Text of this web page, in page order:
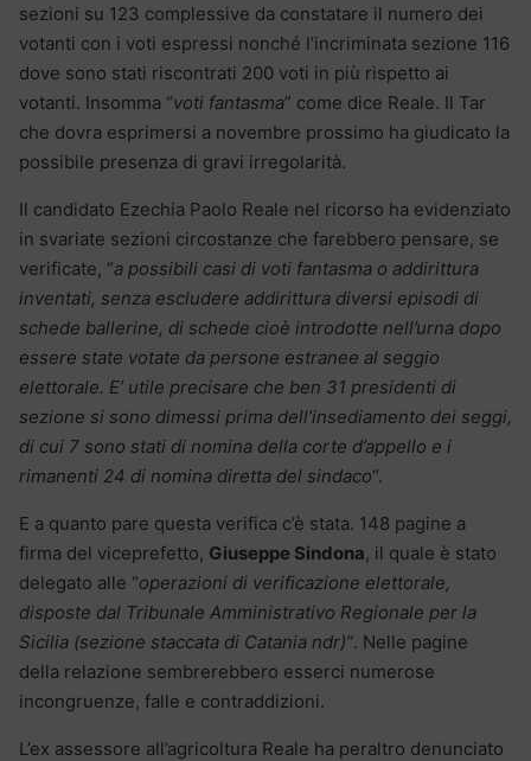
sezioni su 123 complessive da constatare il numero dei
votanti con i voti espressi nonché l’incriminata sezione 116
dove sono stati riscontrati 200 voti in più rispetto ai
votanti. Insomma “voti fantasma” come dice Reale. Il Tar
che dovra esprimersi a novembre prossimo ha giudicato la
possibile presenza di gravi irregolarità.
Il candidato Ezechia Paolo Reale nel ricorso ha evidenziato
in svariate sezioni circostanze che farebbero pensare, se
verificate, “a possibili casi di voti fantasma o addirittura
inventati, senza escludere addirittura diversi episodi di
schede ballerine, di schede cioè introdotte nell’urna dopo
essere state votate da persone estranee al seggio
elettorale. E’ utile precisare che ben 31 presidenti di
sezione si sono dimessi prima dell’insediamento dei seggi,
di cui 7 sono stati di nomina della corte d’appello e i
rimanenti 24 di nomina diretta del sindaco“.
E a quanto pare questa verifica c’è stata. 148 pagine a
firma del viceprefetto, Giuseppe Sindona, il quale è stato
delegato alle “operazioni di verificazione elettorale,
disposte dal Tribunale Amministrativo Regionale per la
Sicilia (sezione staccata di Catania ndr)”. Nelle pagine
della relazione sembrerebbero esserci numerose
incongruenze, falle e contraddizioni.
L’ex assessore all’agricoltura Reale ha peraltro denunciato